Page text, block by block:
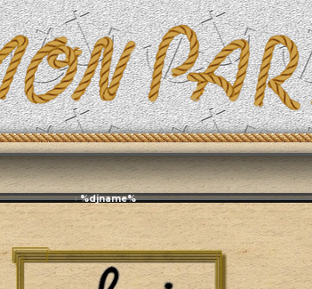
Эфирит: ♫ %djname%